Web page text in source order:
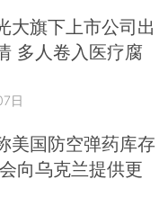
大旗下上市公司出
多人卷入医疗腐
日
美国防空弹药库存
向乌克兰提供更